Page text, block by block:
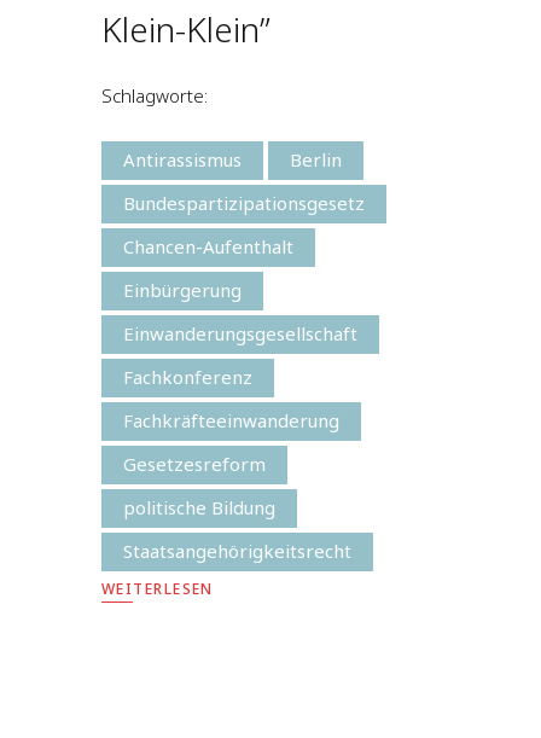
Klein-Klein”
Schlagworte:
Antirassismus
Berlin
Bundespartizipationsgesetz
Chancen-Aufenthalt
Einbürgerung
Einwanderungsgesellschaft
Fachkonferenz
Fachkräfteeinwanderung
Gesetzesreform
politische Bildung
Staatsangehörigkeitsrecht
WEITERLESEN